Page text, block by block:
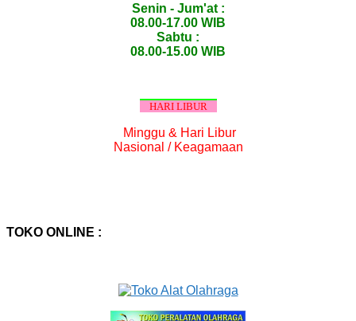
Senin - Jum'at :
08.00-17.00 WIB
Sabtu :
08.00-15.00 WIB
HARI LIBUR
Minggu & Hari Libur
Nasional / Keagamaan
TOKO ONLINE :